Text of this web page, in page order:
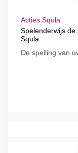
Acties Squla
Spelenderwijs
Squla
De spelling van